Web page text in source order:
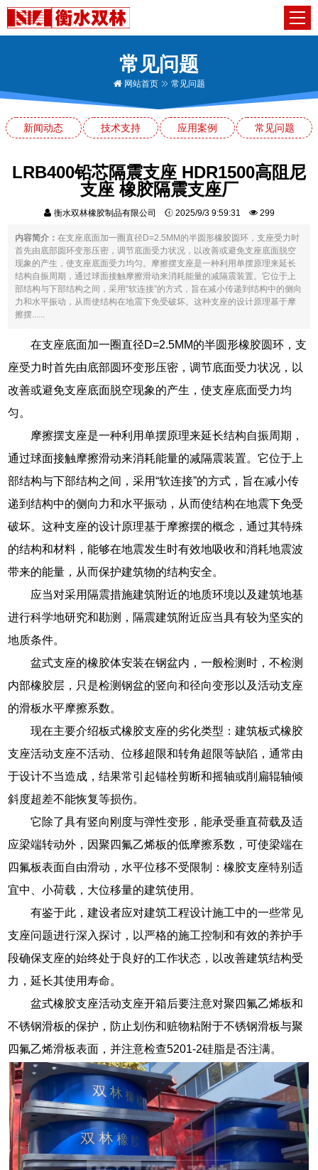
常见问题
网站首页 常见问题
新闻动态 技术支持 应用案例 常见问题
LRB400铅芯隔震支座 HDR1500高阻尼
支座 橡胶隔震支座厂
衡水双林橡胶制品有限公司 2025/9/3 9:59:31 299
内容简介：在支座底面加一圈直径D=2.5MM的半圆形橡胶圆环，支座受力时
首先由底部圆环变形压密，调节底面受力状况，以改善或避免支座底面脱空
现象的产生，使支座底面受力均匀。摩擦摆支座是一种利用单摆原理来延长
结构自振周期，通过球面接触摩擦滑动来消耗能量的减隔震装置。它位于上
部结构与下部结构之间，采用“软连接”的方式，旨在减小传递到结构中的侧向
力和水平振动，从而使结构在地震下免受破坏。这种支座的设计原理基于摩
擦摆......
在支座底面加一圈直径D=2.5MM的半圆形橡胶圆环，支
座受力时首先由底部圆环变形压密，调节底面受力状况，以
改善或避免支座底面脱空现象的产生，使支座底面受力均
匀。
摩擦摆支座是一种利用单摆原理来延长结构自振周期，
通过球面接触摩擦滑动来消耗能量的减隔震装置。它位于上
部结构与下部结构之间，采用“软连接”的方式，旨在减小传
递到结构中的侧向力和水平振动，从而使结构在地震下免受
破坏。这种支座的设计原理基于摩擦摆的概念，通过其特殊
的结构和材料，能够在地震发生时有效地吸收和消耗地震波
带来的能量，从而保护建筑物的结构安全。
应当对采用隔震措施建筑附近的地质环境以及建筑地基
进行科学地研究和勘测，隔震建筑附近应当具有较为坚实的
地质条件。
盆式支座的橡胶体安装在钢盆内，一般检测时，不检测
内部橡胶层，只是检测钢盆的竖向和径向变形以及活动支座
的滑板水平摩擦系数。
现在主要介绍板式橡胶支座的劣化类型：建筑板式橡胶
支座活动支座不活动、位移超限和转角超限等缺陷，通常由
于设计不当造成，结果常引起锚栓剪断和摇轴或削扁辊轴倾
斜度超差不能恢复等损伤。
它除了具有竖向刚度与弹性变形，能承受垂直荷载及适
应梁端转动外，因聚四氟乙烯板的低摩擦系数，可使梁端在
四氟板表面自由滑动，水平位移不受限制：橡胶支座特别适
宜中、小荷载，大位移量的建筑使用。
有鉴于此，建设者应对建筑工程设计施工中的一些常见
支座问题进行深入探讨，以严格的施工控制和有效的养护手
段确保支座的始终处于良好的工作状态，以改善建筑结构受
力，延长其使用寿命。
盆式橡胶支座活动支座开箱后要注意对聚四氟乙烯板和
不锈钢滑板的保护，防止划伤和赃物粘附于不锈钢滑板与聚
四氟乙烯滑板表面，并注意检查5201-2硅脂是否注满。